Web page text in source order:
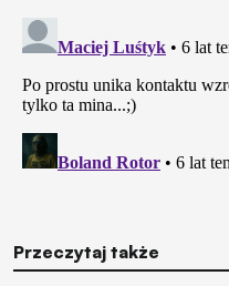
Przeczytaj także